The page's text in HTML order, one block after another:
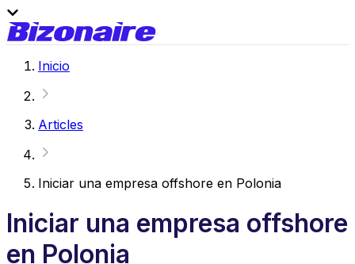
Inicio
Articles
Iniciar una empresa offshore en Polonia
Iniciar una empresa offshore
en Polonia